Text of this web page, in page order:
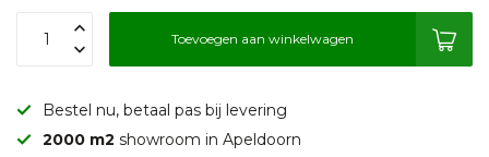
Toevoegen aan winkelwagen
Bestel nu, betaal pas bij levering
2000 m2 showroom in Apeldoorn